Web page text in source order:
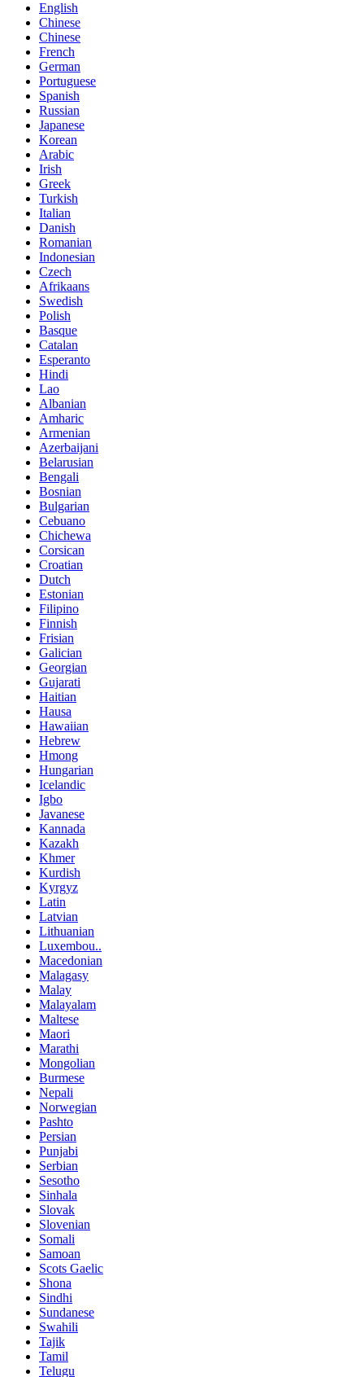
English
Chinese
Chinese
French
German
Portuguese
Spanish
Russian
Japanese
Korean
Arabic
Irish
Greek
Turkish
Italian
Danish
Romanian
Indonesian
Czech
Afrikaans
Swedish
Polish
Basque
Catalan
Esperanto
Hindi
Lao
Albanian
Amharic
Armenian
Azerbaijani
Belarusian
Bengali
Bosnian
Bulgarian
Cebuano
Chichewa
Corsican
Croatian
Dutch
Estonian
Filipino
Finnish
Frisian
Galician
Georgian
Gujarati
Haitian
Hausa
Hawaiian
Hebrew
Hmong
Hungarian
Icelandic
Igbo
Javanese
Kannada
Kazakh
Khmer
Kurdish
Kyrgyz
Latin
Latvian
Lithuanian
Luxembou..
Macedonian
Malagasy
Malay
Malayalam
Maltese
Maori
Marathi
Mongolian
Burmese
Nepali
Norwegian
Pashto
Persian
Punjabi
Serbian
Sesotho
Sinhala
Slovak
Slovenian
Somali
Samoan
Scots Gaelic
Shona
Sindhi
Sundanese
Swahili
Tajik
Tamil
Telugu